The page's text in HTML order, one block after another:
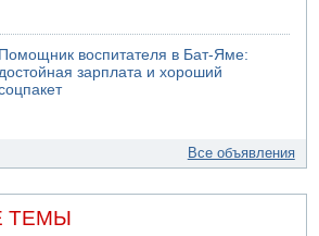
Помощник воспитателя в Бат-Яме:
зарплата и хороший
Все объявления
ТЕМЫ